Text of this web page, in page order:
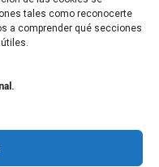
tales como reconocerte
a comprender qué secciones